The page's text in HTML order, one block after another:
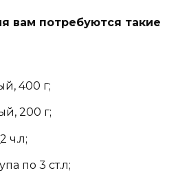
вам потребуются такие
400 г;
200 г;
ч.л;
по 3 ст.л;